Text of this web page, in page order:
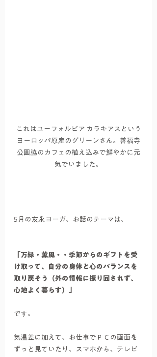
これはユーフォルビア カラキアスという
ヨーロッパ原産のグリーンさん。善福寺
公園脇のカフェの植え込みで鮮やかに元
気でいました。
5月の友永ヨーガ、お話のテーマは、
「万緑・薫風・・季節からのギフトを受
け取って、自分の身体と心のバランスを
取り戻そう（外の情報に振り回されず、
心地よく暮らす）」
です。
気温差に加えて、お仕事でＰＣの画面を
ずっと見ていたり、スマホから、テレビ